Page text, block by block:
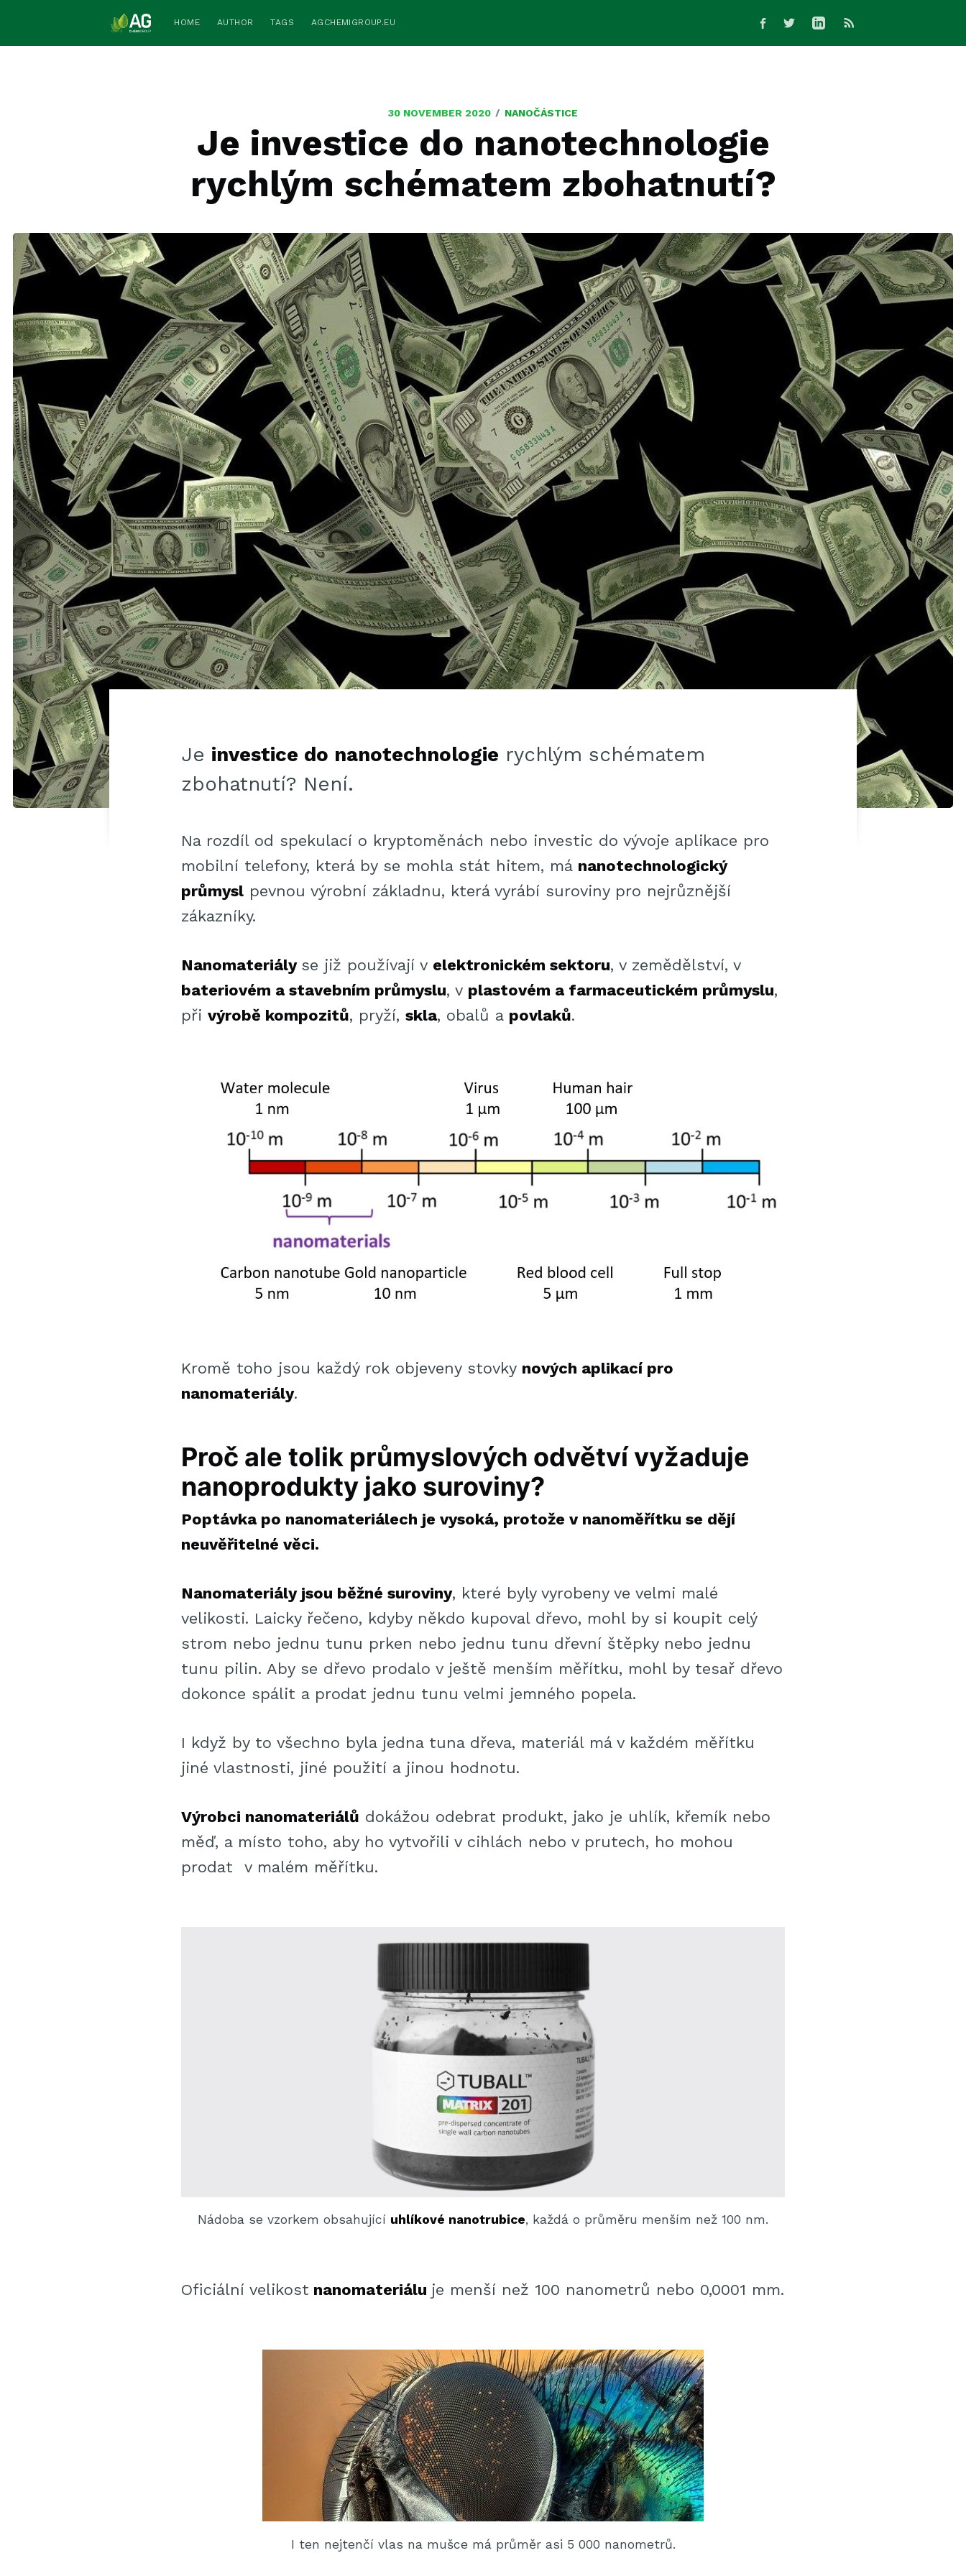
HOME AUTHOR TAGS AGCHEMIGROUP.EU
30 NOVEMBER 2020 / NANOČÁSTICE
Je investice do nanotechnologie
rychlým schématem zbohatnutí?
Je investice do nanotechnologie rychlým schématem
zbohatnutí? Není.
Na rozdíl od spekulací o kryptoměnách nebo investic do vývoje aplikace pro
mobilní telefony, která by se mohla stát hitem, má nanotechnologický
průmysl pevnou výrobní základnu, která vyrábí suroviny pro nejrůznější
zákazníky.
Nanomateriály se již používají v elektronickém sektoru, v zemědělství, v
bateriovém a stavebním průmyslu, v plastovém a farmaceutickém průmyslu,
při výrobě kompozitů, pryží, skla, obalů a povlaků.
Kromě toho jsou každý rok objeveny stovky nových aplikací pro
nanomateriály.
Proč ale tolik průmyslových odvětví vyžaduje
nanoprodukty jako suroviny?
Poptávka po nanomateriálech je vysoká, protože v nanoměřítku se dějí
neuvěřitelné věci.
Nanomateriály jsou běžné suroviny, které byly vyrobeny ve velmi malé
velikosti. Laicky řečeno, kdyby někdo kupoval dřevo, mohl by si koupit celý
strom nebo jednu tunu prken nebo jednu tunu dřevní štěpky nebo jednu
tunu pilin. Aby se dřevo prodalo v ještě menším měřítku, mohl by tesař dřevo
dokonce spálit a prodat jednu tunu velmi jemného popela.
I když by to všechno byla jedna tuna dřeva, materiál má v každém měřítku
jiné vlastnosti, jiné použití a jinou hodnotu.
Výrobci nanomateriálů dokážou odebrat produkt, jako je uhlík, křemík nebo
měď, a místo toho, aby ho vytvořili v cihlách nebo v prutech, ho mohou
prodat v malém měřítku.
Nádoba se vzorkem obsahující uhlíkové nanotrubice, každá o průměru menším než 100 nm.
Oficiální velikost nanomateriálu je menší než 100 nanometrů nebo 0,0001 mm.
I ten nejtenčí vlas na mušce má průměr asi 5 000 nanometrů.